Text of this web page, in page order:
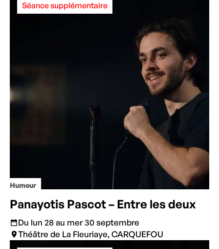
Humour
Séance supplémentaire
Panayotis Pascot – Entre les deux
Du lun 28 au mer 30 septembre
Théâtre de La Fleuriaye, CARQUEFOU